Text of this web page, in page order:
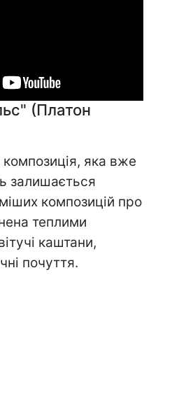
(Платон
яка вже
залишається
композицій про
теплими
каштани,
почуття.